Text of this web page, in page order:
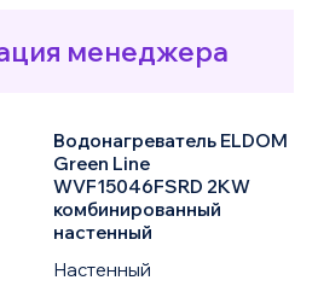
менеджера
Водонагреватель ELDOM
Green Line
WVF15046FSRD 2KW
комбинированный
настенный
Настенный